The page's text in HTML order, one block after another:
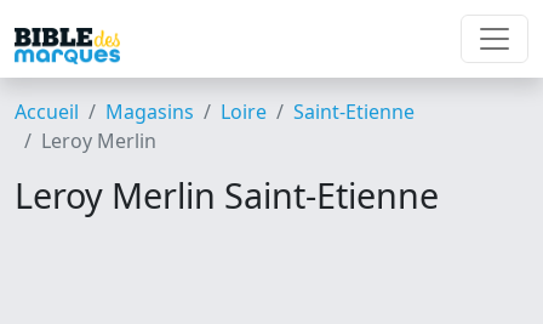
Accueil Magasins Loire
Saint-Etienne
Leroy Merlin
Leroy Merlin Saint-Etienne